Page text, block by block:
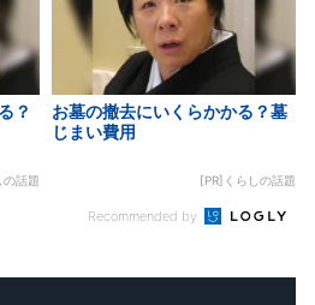
？
の話題
お墓の撤去にいくらかかる？墓
じまい費用
[PR]くらしの話題
Recommended by